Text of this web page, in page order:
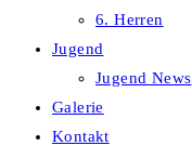
6. Herren
Jugend
Jugend News
Galerie
Kontakt